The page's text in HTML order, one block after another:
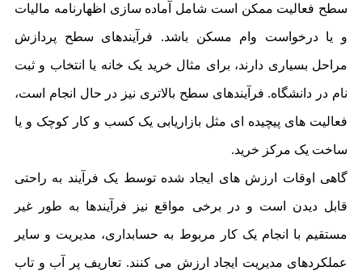
سطح فعالیت ممکن است شامل آماده سازی اظهارنامه مالیات
و یا درخواست وام مسکن باشد. فرآیندهای سطح پردازش
مراحل بسیاری دارند، برای مثال خرید یک خانه یا انتخاب و ثبت
نام در دانشگاه. فرآیندهای سطح بالاتری نیز در حال انجام است،
فعالیت های پیچیده ای مثل بازاریابی یک کسب و کار کوچک و یا
ساخت یک مرکز خرید.
گاهی اوقات ارزش های ایجاد شده توسط یک فرآیند به راحتی
قابل دیدن است و در برخی مواقع نیز فرآیندها به طور غیر
مستقیم با انجام یک کار مربوط به حسابداری، مدیریت و سایر
عملکردهای مدیریت ایجاد ارزش می کنند. تعاریف پر آب و تاب